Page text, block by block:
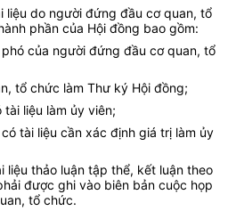
liệu do người đứng đầu cơ quan, tổ
phần của Hội đồng bao gồm:
của người đứng đầu cơ quan, tổ
tổ chức làm Thư ký Hội đồng;
liệu làm ủy viên;
tài liệu cần xác định giá trị làm ủy
liệu thảo luận tập thể, kết luận theo
được ghi vào biên bản cuộc họp
tổ chức.